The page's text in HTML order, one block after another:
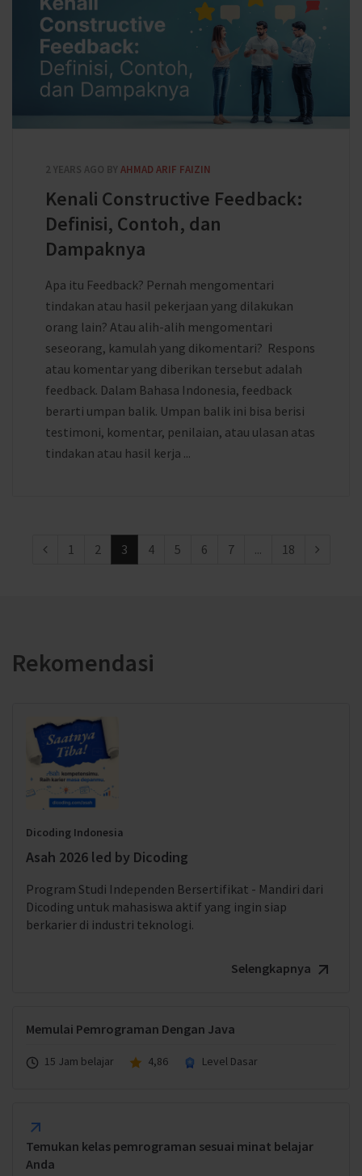
2 YEARS AGO BY AHMAD ARIF FAIZIN
Kenali Constructive Feedback:
Definisi, Contoh, dan
Dampaknya
Apa itu Feedback? Pernah mengomentari
tindakan atau hasil pekerjaan yang dilakukan
orang lain? Atau alih-alih mengomentari
seseorang, kamulah yang dikomentari? Respons
atau komentar yang diberikan tersebut adalah
feedback. Dalam Bahasa Indonesia, feedback
berarti umpan balik. Umpan balik ini bisa berisi
testimoni, komentar, penilaian, atau ulasan atas
tindakan atau hasil kerja ...
1 2 3 4 5 6 7 ... 18
Rekomendasi
Dicoding Indonesia
Asah 2026 led by Dicoding
Program Studi Independen Bersertifikat - Mandiri dari
Dicoding untuk mahasiswa aktif yang ingin siap
berkarier di industri teknologi.
Selengkapnya
Memulai Pemrograman Dengan Java
15 Jam belajar 4,86 Level Dasar
Temukan kelas pemrograman sesuai minat belajar
Anda